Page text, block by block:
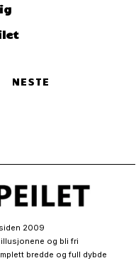
NESTE
2009
og bli fri
bredde og full dybde